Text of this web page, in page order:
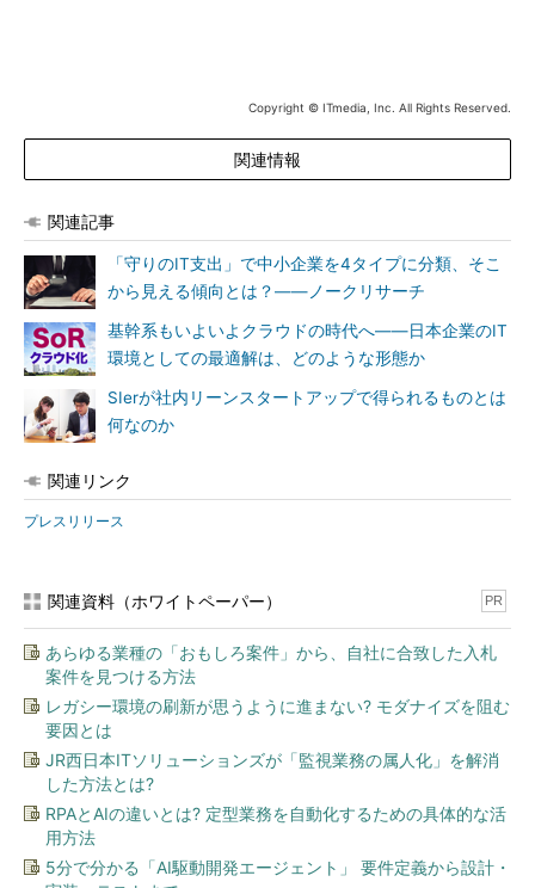
Copyright © ITmedia, Inc. All Rights Reserved.
関連情報
関連記事
「守りのIT支出」で中小企業を4タイプに分類、そこ
から見える傾向とは？――ノークリサーチ
基幹系もいよいよクラウドの時代へ――日本企業のIT
環境としての最適解は、どのような形態か
SIerが社内リーンスタートアップで得られるものとは
何なのか
関連リンク
プレスリリース
関連資料（ホワイトペーパー） PR
あらゆる業種の「おもしろ案件」から、自社に合致した入札
案件を見つける方法
レガシー環境の刷新が思うように進まない? モダナイズを阻む
要因とは
JR西日本ITソリューションズが「監視業務の属人化」を解消
した方法とは?
RPAとAIの違いとは? 定型業務を自動化するための具体的な活
用方法
5分で分かる「AI駆動開発エージェント」 要件定義から設計・